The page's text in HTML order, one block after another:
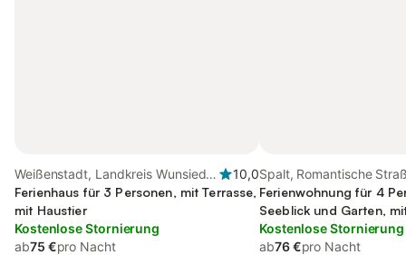
Weißenstadt, Landkreis Wunsiedel
im Fichtelgebirge
10,0
Ferienhaus für 3 Personen, mit Terrasse,
mit Haustier
Kostenlose Stornierung
ab75 €pro Nacht
Spalt, Romantische
Ferienwohnung für 4
Seeblick und Garten,
Kostenlose Stornierung
ab76 €pro Nacht